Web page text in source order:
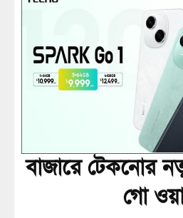
বাজারে টেকনোর
গো